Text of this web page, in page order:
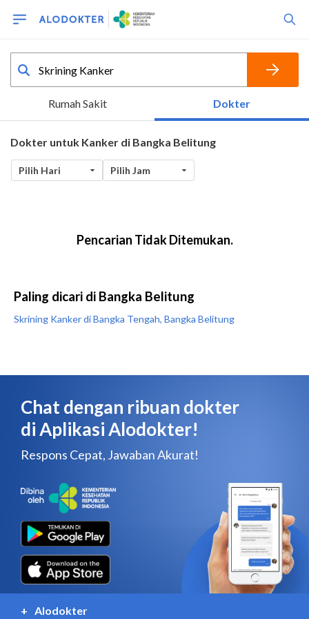
Paling dicari di Bangka Belitung
Skrining Kanker di Bangka Tengah, Bangka Belitung